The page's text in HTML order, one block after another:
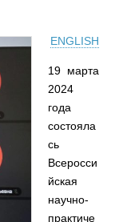
ENGLISH
19 марта
2024
года
состояла
сь
Всеросси
йская
научно-
практиче